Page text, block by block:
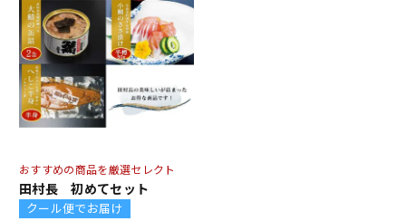
おすすめの商品を厳選セレクト
田村長 初めてセット
クール便でお届け